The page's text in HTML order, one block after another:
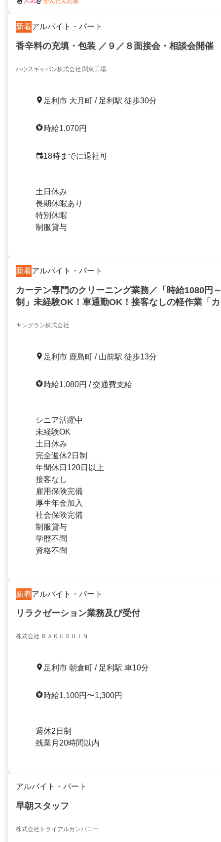
新着アルバイト・パート
香辛料の充填・包装 ／９／８面接会・相談会開催
ハウスギャバン株式会社 関東工場
足利市 大月町 / 足利駅 徒歩30分
時給1,070円
18時までに退社可
土日休み
長期休暇あり
特別休暇
制服貸与
新着アルバイト・パート
カーテン専門のクリーニング業務／「時給1080円
制」未経験OK！車通勤OK！接客なしの軽作業「
キングラン株式会社
足利市 鹿島町 / 山前駅 徒歩13分
時給1,080円 / 交通費支給
シニア活躍中
未経験OK
土日休み
完全週休2日制
年間休日120日以上
接客なし
雇用保険完備
厚生年金加入
社会保険完備
制服貸与
学歴不問
資格不問
新着アルバイト・パート
リラクゼーション業務及び受付
株式会社 ＲＡＫＵＳＨＩＮ
足利市 朝倉町 / 足利駅 車10分
時給1,100円〜1,300円
週休2日制
残業月20時間以内
アルバイト・パート
早朝スタッフ
株式会社トライアルカンパニー